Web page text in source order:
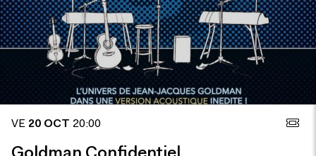
VE 20 OCT 20:00